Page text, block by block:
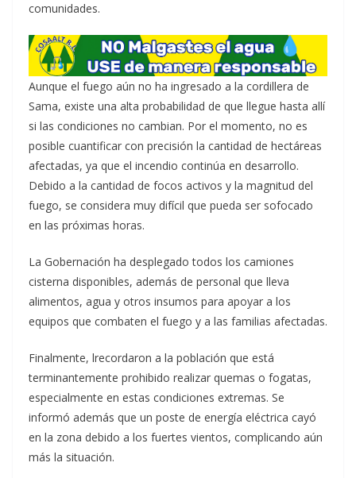
comunidades.
Aunque el fuego aún no ha ingresado a la cordillera de
Sama, existe una alta probabilidad de que llegue hasta allí
si las condiciones no cambian. Por el momento, no es
posible cuantificar con precisión la cantidad de hectáreas
afectadas, ya que el incendio continúa en desarrollo.
Debido a la cantidad de focos activos y la magnitud del
fuego, se considera muy difícil que pueda ser sofocado
en las próximas horas.
La Gobernación ha desplegado todos los camiones
cisterna disponibles, además de personal que lleva
alimentos, agua y otros insumos para apoyar a los
equipos que combaten el fuego y a las familias afectadas.
Finalmente, lrecordaron a la población que está
terminantemente prohibido realizar quemas o fogatas,
especialmente en estas condiciones extremas. Se
informó además que un poste de energía eléctrica cayó
en la zona debido a los fuertes vientos, complicando aún
más la situación.